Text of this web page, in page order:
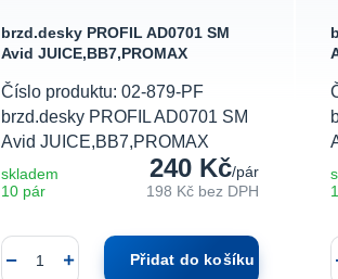
brzd.desky PROFIL AD0701 SM
Avid JUICE,BB7,PROMAX
Číslo produktu: 02-879-PF
brzd.desky PROFIL AD0701 SM
Avid JUICE,BB7,PROMAX
240 Kč/pár
198 Kč bez DPH
skladem
10 pár
Přidat do košíku